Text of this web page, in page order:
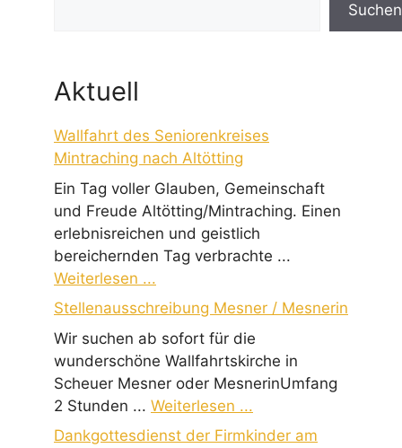
Suchen
Aktuell
Wallfahrt des Seniorenkreises
Mintraching nach Altötting
Ein Tag voller Glauben, Gemeinschaft
und Freude Altötting/Mintraching. Einen
erlebnisreichen und geistlich
bereichernden Tag verbrachte ...
Weiterlesen ...
Stellenausschreibung Mesner / Mesnerin
Wir suchen ab sofort für die
wunderschöne Wallfahrtskirche in
Scheuer Mesner oder MesnerinUmfang
2 Stunden ... Weiterlesen ...
Dankgottesdienst der Firmkinder am